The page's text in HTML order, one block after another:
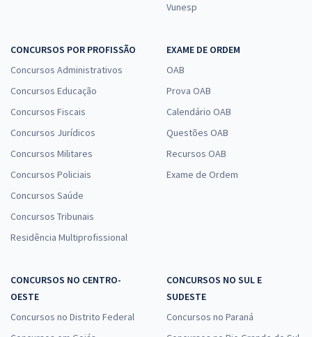
Vunesp
CONCURSOS POR PROFISSÃO
Concursos Administrativos
Concursos Educação
Concursos Fiscais
Concursos Jurídicos
Concursos Militares
Concursos Policiais
Concursos Saúde
Concursos Tribunais
Residência Multiprofissional
EXAME DE ORDEM
OAB
Prova OAB
Calendário OAB
Questões OAB
Recursos OAB
Exame de Ordem
CONCURSOS NO CENTRO-
OESTE
Concursos no Distrito Federal
CONCURSOS NO SUL E
SUDESTE
Concursos no Paraná